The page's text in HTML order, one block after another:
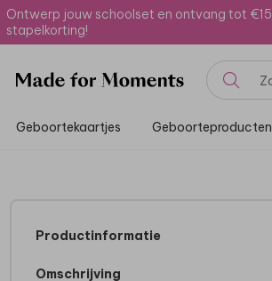
Ontwerp jouw schoolset en ontvang tot €15
stapelkorting!
Geboortekaartjes Geboorteproducten
Productinformatie
Omschrijving